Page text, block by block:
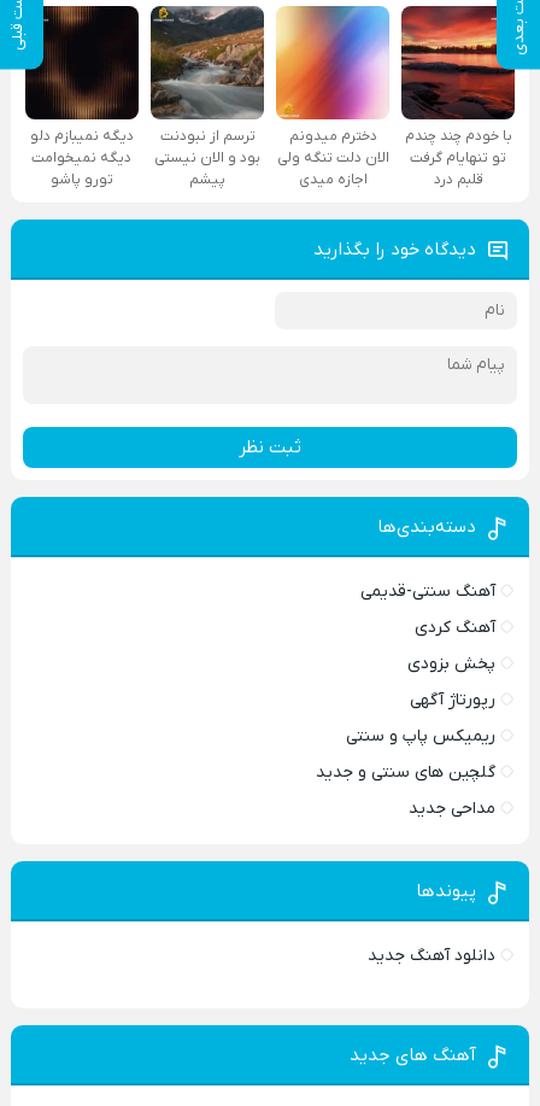
پست بعدی پست قبلی
با خودم چند چندم
تو تنهایام گرفت
قلبم درد
دخترم میدونم
الان دلت تنگه ولی
اجازه میدی
ترسم از نبودنت
بود و الان نیستی
پیشم
دیگه نمیبازم دلو
دیگه نمیخوامت
تورو پاشو
دیدگاه خود را بگذارید
ثبت نظر
دسته‌بندی‌ها
آهنگ سنتی-قدیمی
آهنگ کردی
پخش بزودی
رپورتاژ آگهی
ریمیکس پاپ و سنتی
گلچین های سنتی و جدید
مداحی جدید
پیوندها
دانلود آهنگ جدید
آهنگ های جدید